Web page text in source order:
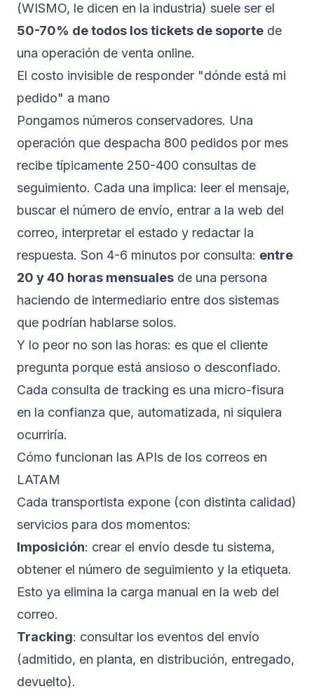
(WISMO, le dicen en la industria) suele ser el
50-70% de todos los tickets de soporte de
una operación de venta online.
El costo invisible de responder "dónde está mi
pedido" a mano
Pongamos números conservadores. Una
operación que despacha 800 pedidos por mes
recibe típicamente 250-400 consultas de
seguimiento. Cada una implica: leer el mensaje,
buscar el número de envío, entrar a la web del
correo, interpretar el estado y redactar la
respuesta. Son 4-6 minutos por consulta: entre
20 y 40 horas mensuales de una persona
haciendo de intermediario entre dos sistemas
que podrían hablarse solos.
Y lo peor no son las horas: es que el cliente
pregunta porque está ansioso o desconfiado.
Cada consulta de tracking es una micro-fisura
en la confianza que, automatizada, ni siquiera
ocurriría.
Cómo funcionan las APIs de los correos en
LATAM
Cada transportista expone (con distinta calidad)
servicios para dos momentos:
Imposición: crear el envío desde tu sistema,
obtener el número de seguimiento y la etiqueta.
Esto ya elimina la carga manual en la web del
correo.
Tracking: consultar los eventos del envío
(admitido, en planta, en distribución, entregado,
devuelto).